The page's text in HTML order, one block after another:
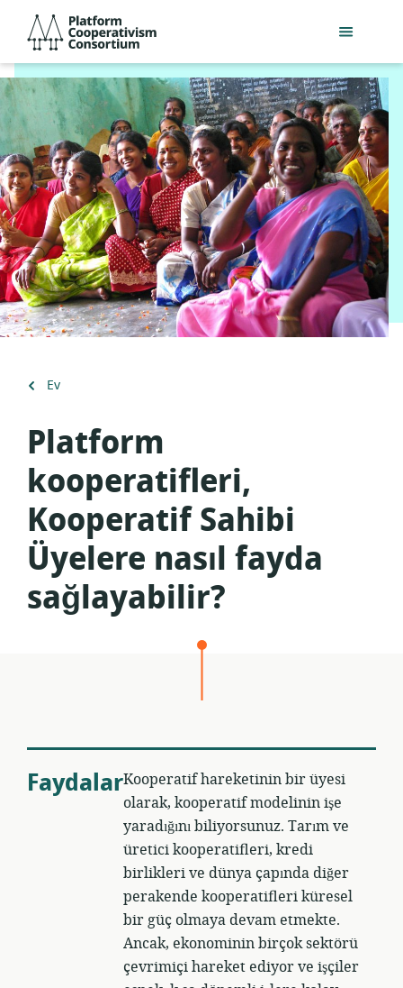
içeriğe
Consortium
Geri
Ev
Platform
kooperatifleri,
Kooperatif Sahibi
Üyelere nasıl fayda
sağlayabilir?
FaydalarKooperatif hareketinin bir üyesi
olarak, kooperatif modelinin işe
yaradığını biliyorsunuz. Tarım ve
üretici kooperatifleri, kredi
birlikleri ve dünya çapında diğer
perakende kooperatifleri küresel
bir güç olmaya devam etmekte.
Ancak, ekonominin birçok sektörü
çevrimiçi hareket ediyor ve işçiler